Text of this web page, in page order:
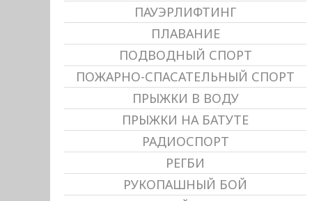
ПАУЭРЛИФТИНГ
ПЛАВАНИЕ
ПОДВОДНЫЙ СПОРТ
ПОЖАРНО-СПАСАТЕЛЬНЫЙ СПОРТ
ПРЫЖКИ В ВОДУ
ПРЫЖКИ НА БАТУТЕ
РАДИОСПОРТ
РЕГБИ
РУКОПАШНЫЙ БОЙ